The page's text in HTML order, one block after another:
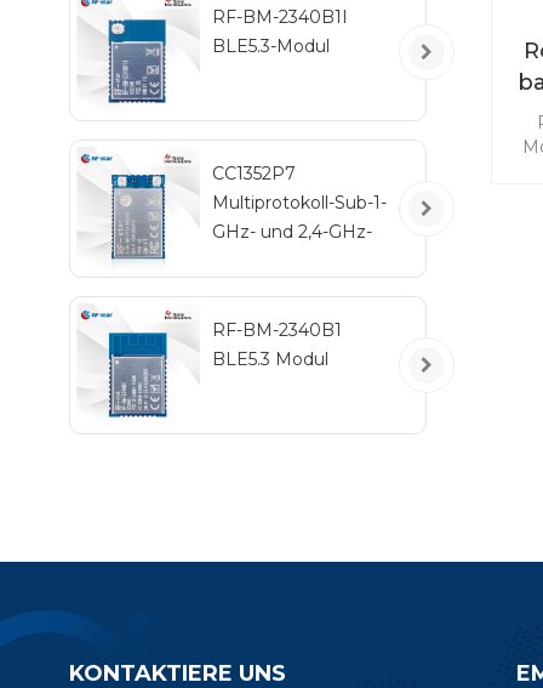
RF-BM-2340B1I
BLE5.3-Modul
CC1352P7
Multiprotokoll-Sub-1-
GHz- und 2,4-GHz-
RF-BM-2340B1
BLE5.3 Modul
KONTAKTIERE UNS